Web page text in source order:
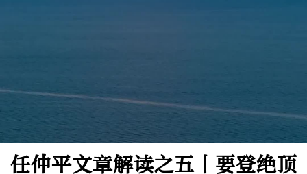
任仲平文章解读之五丨要登绝顶